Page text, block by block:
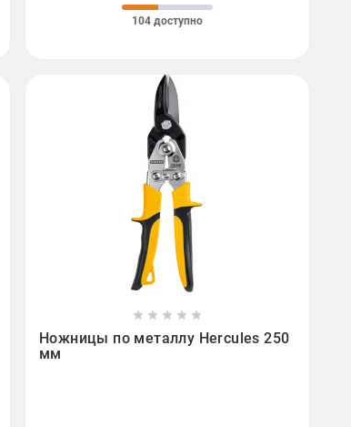
104 доступно
 
    
Ножницы по металлу Hercules 250
мм